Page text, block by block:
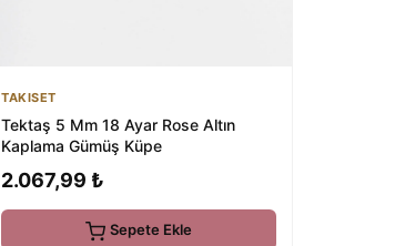
TAKISET
Tektaş 5 Mm 18 Ayar Rose Altın
Kaplama Gümüş Küpe
2.067,99 ₺
Sepete Ekle